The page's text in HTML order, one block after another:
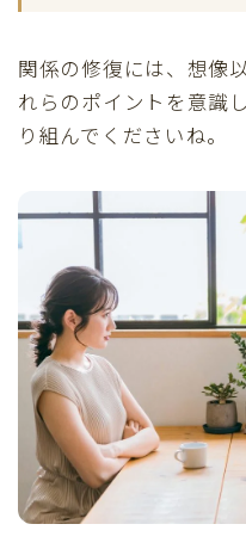
関係の修復には、想像
れらのポイントを意識
り組んでくださいね。